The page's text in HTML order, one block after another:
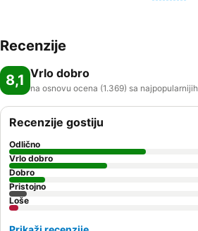
Recenzije
8,1 Vrlo dobro
na osnovu ocena (1.369) sa najpopularnijih
Recenzije gostiju
Odlično
Vrlo dobro
Dobro
Pristojno
Loše